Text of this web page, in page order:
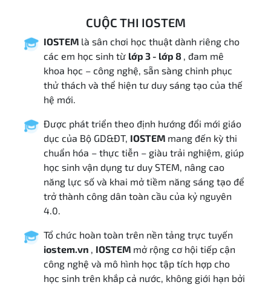
CUỘC THI IOSTEM
IOSTEM là sân chơi học thuật dành riêng cho
các em học sinh từ lớp 3 - lớp 8 , đam mê
khoa học – công nghệ, sẵn sàng chinh phục
thử thách và thể hiện tư duy sáng tạo của thế
hệ mới.
Được phát triển theo định hướng đổi mới giáo
dục của Bộ GD&ĐT, IOSTEM mang đến kỳ thi
chuẩn hóa – thực tiễn – giàu trải nghiệm, giúp
học sinh vận dụng tư duy STEM, nâng cao
năng lực số và khai mở tiềm năng sáng tạo để
trở thành công dân toàn cầu của kỷ nguyên
4.0.
Tổ chức hoàn toàn trên nền tảng trực tuyến
iostem.vn , IOSTEM mở rộng cơ hội tiếp cận
công nghệ và mô hình học tập tích hợp cho
học sinh trên khắp cả nước, không giới hạn bởi